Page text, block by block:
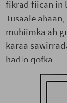
fikrad fiican in
Tusaale
muhiimka ah
karaa
hadlo qofka.